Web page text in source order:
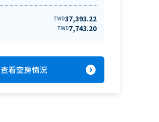
TWD37,393.22
TWD7,743.20
查看空房情況 expand_circle_right